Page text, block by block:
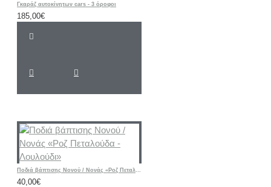
Γκαράζ αυτοκίνητων cars - 3 όροφοι
185,00€
Ποδιά βάπτισης Νονού / Νονάς «Ροζ Πεταλούδα - Λουλούδι»
40,00€